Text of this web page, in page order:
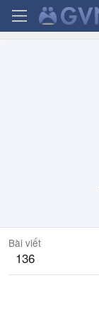
Bài viết
136